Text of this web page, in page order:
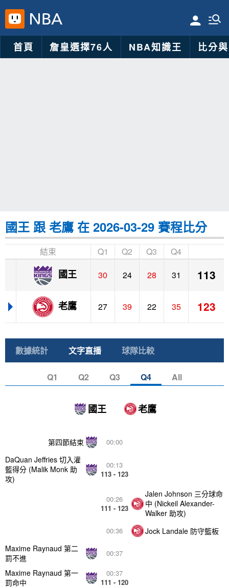
首頁 詹皇選擇76人 NBA知識王 比分
國王 跟 老鷹 在 2026-03-29 賽程比分
結束 Q1 Q2 Q3 Q4
國王 30 24 28 31 113
老鷹 27 39 22 35 123
數據統計 文字直播 球隊比較
Q1 Q2 Q3 Q4 All
國王 老鷹
00:37
111 - 120
Maxime Raynaud 第一
罰命中
00:37
Maxime Raynaud 第二
罰不進
00:36 Jock Landale 防守籃板
00:26
111 - 123
Jalen Johnson 三分球命
中 (Nickeil Alexander-
Walker 助攻)
00:13
113 - 123
DaQuan Jeffries 切入灌
籃得分 (Malik Monk 助
攻)
00:00
第四節結束